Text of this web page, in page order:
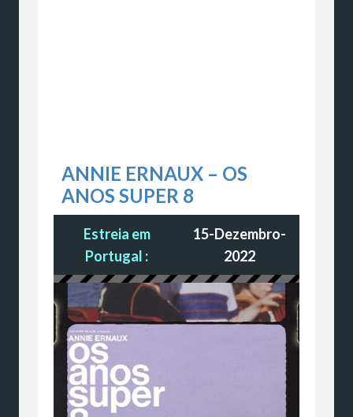
ANNIE ERNAUX – OS
ANOS SUPER 8
Estreia em
Portugal :
15-Dezembro-
2022